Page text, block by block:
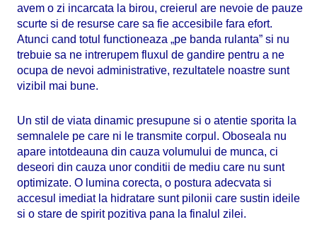
avem o zi incarcata la birou, creierul are nevoie de pauze
scurte si de resurse care sa fie accesibile fara efort.
Atunci cand totul functioneaza „pe banda rulanta” si nu
trebuie sa ne intrerupem fluxul de gandire pentru a ne
ocupa de nevoi administrative, rezultatele noastre sunt
vizibil mai bune.
Un stil de viata dinamic presupune si o atentie sporita la
semnalele pe care ni le transmite corpul. Oboseala nu
apare intotdeauna din cauza volumului de munca, ci
deseori din cauza unor conditii de mediu care nu sunt
optimizate. O lumina corecta, o postura adecvata si
accesul imediat la hidratare sunt pilonii care sustin ideile
si o stare de spirit pozitiva pana la finalul zilei.